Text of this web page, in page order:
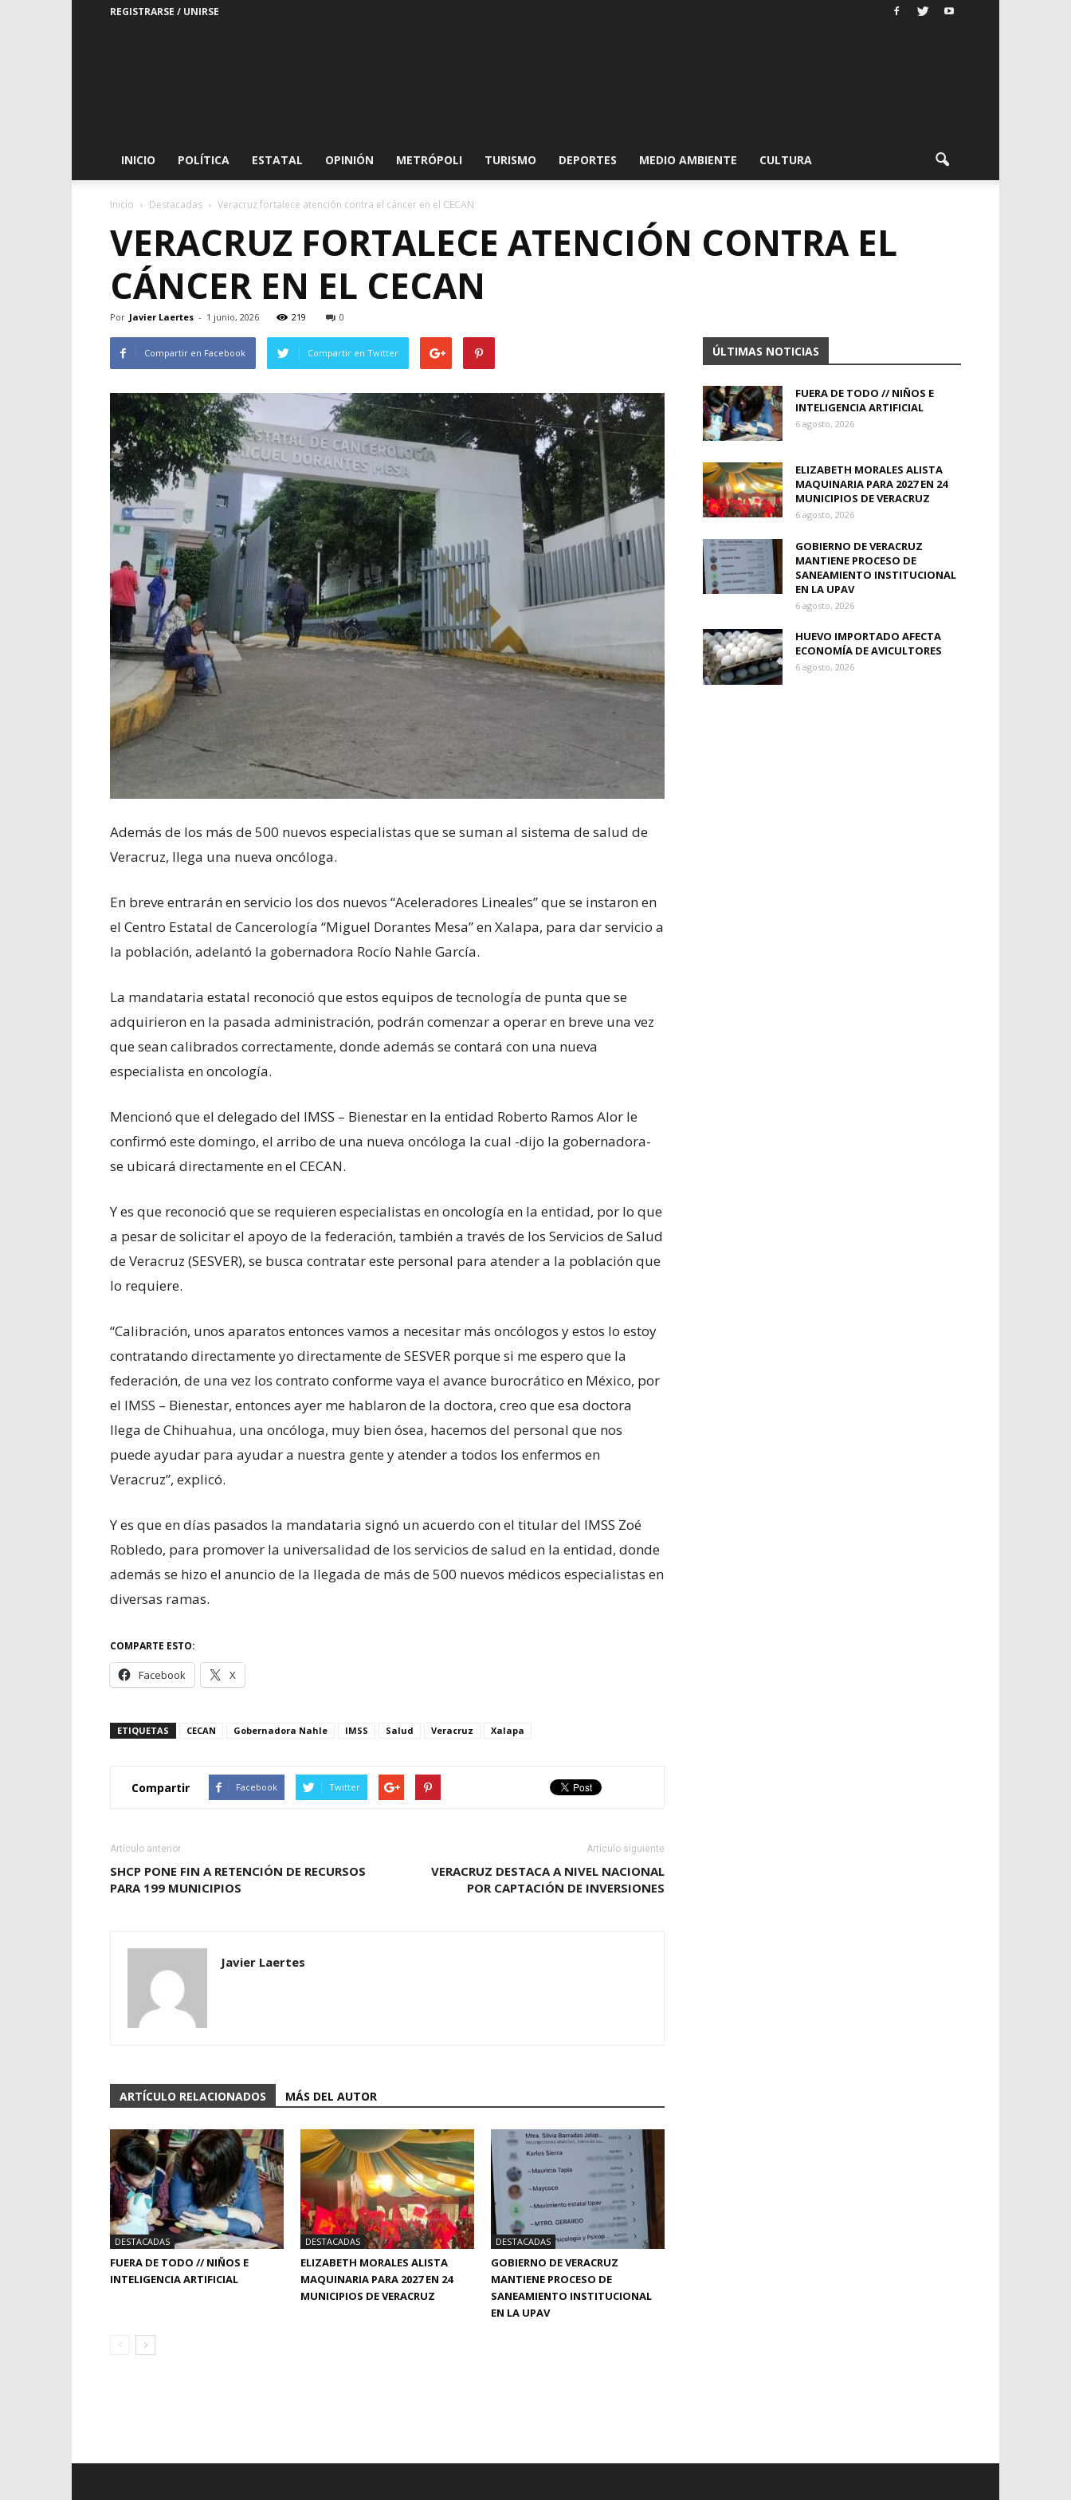
REGISTRARSE / UNIRSE
Digital
INICIO POLÍTICA ESTATAL OPINIÓN METRÓPOLI TURISMO DEPORTES MEDIO AMBIENTE CULTURA
Inicio Destacadas Veracruz fortalece atención contra el cáncer en el CECAN
VERACRUZ FORTALECE ATENCIÓN CONTRA EL
CÁNCER EN EL CECAN
Por Javier Laertes - 1 junio, 2026 219 0
Compartir en Facebook Compartir en Twitter
Además de los más de 500 nuevos especialistas que se suman al sistema de salud de
Veracruz, llega una nueva oncóloga.
En breve entrarán en servicio los dos nuevos “Aceleradores Lineales” que se instaron en
el Centro Estatal de Cancerología “Miguel Dorantes Mesa” en Xalapa, para dar servicio a
la población, adelantó la gobernadora Rocío Nahle García.
La mandataria estatal reconoció que estos equipos de tecnología de punta que se
adquirieron en la pasada administración, podrán comenzar a operar en breve una vez
que sean calibrados correctamente, donde además se contará con una nueva
especialista en oncología.
Mencionó que el delegado del IMSS – Bienestar en la entidad Roberto Ramos Alor le
confirmó este domingo, el arribo de una nueva oncóloga la cual -dijo la gobernadora-
se ubicará directamente en el CECAN.
Y es que reconoció que se requieren especialistas en oncología en la entidad, por lo que
a pesar de solicitar el apoyo de la federación, también a través de los Servicios de Salud
de Veracruz (SESVER), se busca contratar este personal para atender a la población que
lo requiere.
“Calibración, unos aparatos entonces vamos a necesitar más oncólogos y estos lo estoy
contratando directamente yo directamente de SESVER porque si me espero que la
federación, de una vez los contrato conforme vaya el avance burocrático en México, por
el IMSS – Bienestar, entonces ayer me hablaron de la doctora, creo que esa doctora
llega de Chihuahua, una oncóloga, muy bien ósea, hacemos del personal que nos
puede ayudar para ayudar a nuestra gente y atender a todos los enfermos en
Veracruz”, explicó.
Y es que en días pasados la mandataria signó un acuerdo con el titular del IMSS Zoé
Robledo, para promover la universalidad de los servicios de salud en la entidad, donde
además se hizo el anuncio de la llegada de más de 500 nuevos médicos especialistas en
diversas ramas.
COMPARTE ESTO:
Facebook X
ETIQUETAS CECAN Gobernadora Nahle IMSS Salud Veracruz Xalapa
Compartir Facebook Twitter
Artículo anterior
SHCP PONE FIN A RETENCIÓN DE RECURSOS
PARA 199 MUNICIPIOS
Artículo siguiente
VERACRUZ DESTACA A NIVEL NACIONAL
POR CAPTACIÓN DE INVERSIONES
Javier Laertes
ARTÍCULO RELACIONADOS MÁS DEL AUTOR
DESTACADAS
FUERA DE TODO // NIÑOS E
INTELIGENCIA ARTIFICIAL
DESTACADAS
ELIZABETH MORALES ALISTA
MAQUINARIA PARA 2027 EN 24
MUNICIPIOS DE VERACRUZ
DESTACADAS
GOBIERNO DE VERACRUZ
MANTIENE PROCESO DE
SANEAMIENTO INSTITUCIONAL
EN LA UPAV
ÚLTIMAS NOTICIAS
FUERA DE TODO // NIÑOS E
INTELIGENCIA ARTIFICIAL
6 agosto, 2026
ELIZABETH MORALES ALISTA
MAQUINARIA PARA 2027 EN 24
MUNICIPIOS DE VERACRUZ
6 agosto, 2026
GOBIERNO DE VERACRUZ
MANTIENE PROCESO DE
SANEAMIENTO INSTITUCIONAL
EN LA UPAV
6 agosto, 2026
HUEVO IMPORTADO AFECTA
ECONOMÍA DE AVICULTORES
6 agosto, 2026